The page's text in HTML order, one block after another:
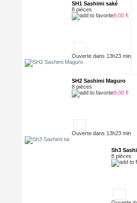
SH1 Sashimi saké
8 pièces
8,00 €
Ouverte dans 13h23 min
SH2 Sashimi Maguro
8 pièces
9,00 €
Ouverte dans 13h23 min
Sh3
8 pièces